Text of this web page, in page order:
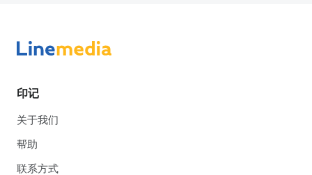
印记
关于我们
帮助
联系方式